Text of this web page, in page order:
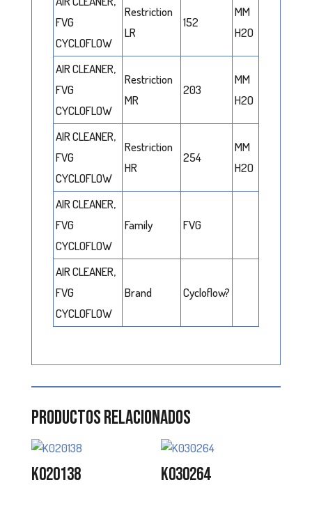
FVG
CYCLOFLOW
Restriction
LR
152
MM
H2O
AIR CLEANER,
FVG
CYCLOFLOW
Restriction
MR
203
MM
H2O
AIR CLEANER,
FVG
CYCLOFLOW
Restriction
HR
254
MM
H2O
AIR CLEANER,
FVG
CYCLOFLOW
Family FVG
AIR CLEANER,
FVG
CYCLOFLOW
Brand Cycloflow?
Productos relacionados
K020138 K030264